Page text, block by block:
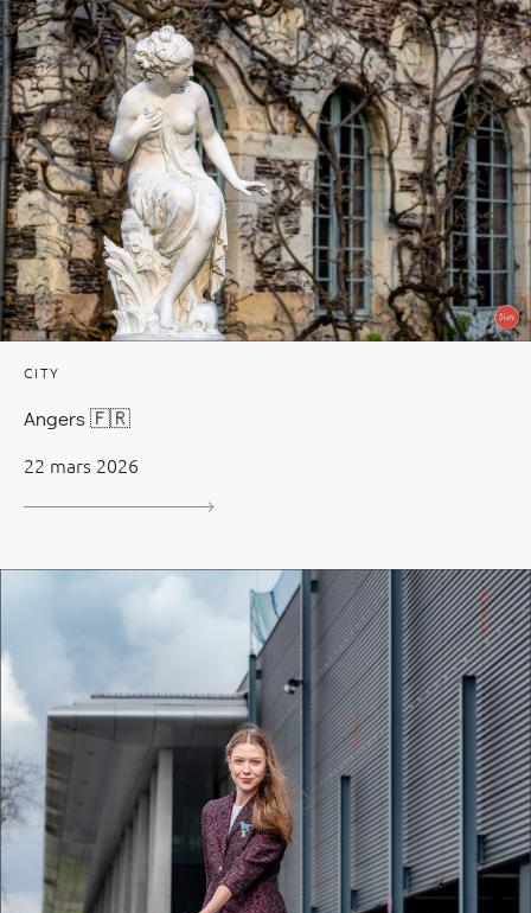
CITY
Angers 🇫🇷
22 mars 2026